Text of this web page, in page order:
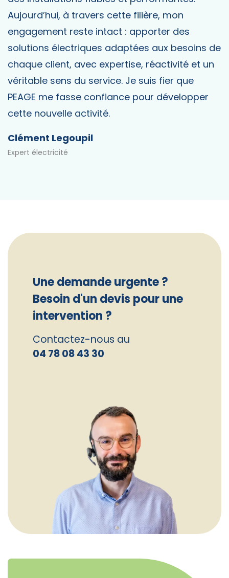
Aujourd’hui, à travers cette filière, mon
engagement reste intact : apporter des
solutions électriques adaptées aux besoins de
chaque client, avec expertise, réactivité et un
véritable sens du service. Je suis fier que
PEAGE me fasse confiance pour développer
cette nouvelle activité.
Clément Legoupil
Expert électricité
Une demande urgente ?
Besoin d'un devis pour une
intervention ?
Contactez-nous au
04 78 08 43 30